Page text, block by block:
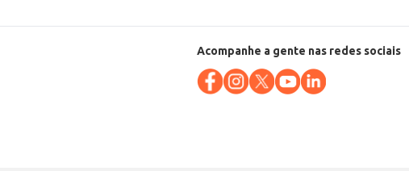
Acompanhe a gente nas redes sociais